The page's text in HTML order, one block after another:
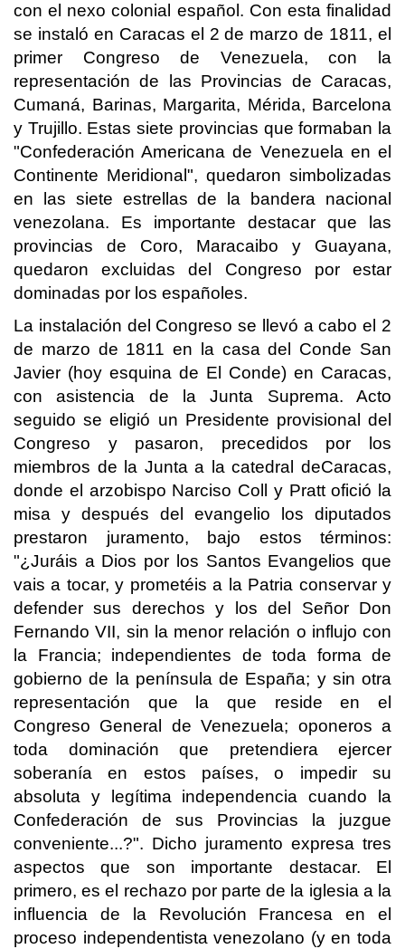
con el nexo colonial español. Con esta finalidad
se instaló en Caracas el 2 de marzo de 1811, el
primer Congreso de Venezuela, con la
representación de las Provincias de Caracas,
Cumaná, Barinas, Margarita, Mérida, Barcelona
y Trujillo. Estas siete provincias que formaban la
"Confederación Americana de Venezuela en el
Continente Meridional", quedaron simbolizadas
en las siete estrellas de la bandera nacional
venezolana. Es importante destacar que las
provincias de Coro, Maracaibo y Guayana,
quedaron excluidas del Congreso por estar
dominadas por los españoles.
La instalación del Congreso se llevó a cabo el 2
de marzo de 1811 en la casa del Conde San
Javier (hoy esquina de El Conde) en Caracas,
con asistencia de la Junta Suprema. Acto
seguido se eligió un Presidente provisional del
Congreso y pasaron, precedidos por los
miembros de la Junta a la catedral deCaracas,
donde el arzobispo Narciso Coll y Pratt ofició la
misa y después del evangelio los diputados
prestaron juramento, bajo estos términos:
"¿Juráis a Dios por los Santos Evangelios que
vais a tocar, y prometéis a la Patria conservar y
defender sus derechos y los del Señor Don
Fernando VII, sin la menor relación o influjo con
la Francia; independientes de toda forma de
gobierno de la península de España; y sin otra
representación que la que reside en el
Congreso General de Venezuela; oponeros a
toda dominación que pretendiera ejercer
soberanía en estos países, o impedir su
absoluta y legítima independencia cuando la
Confederación de sus Provincias la juzgue
conveniente...?". Dicho juramento expresa tres
aspectos que son importante destacar. El
primero, es el rechazo por parte de la iglesia a la
influencia de la Revolución Francesa en el
proceso independentista venezolano (y en toda